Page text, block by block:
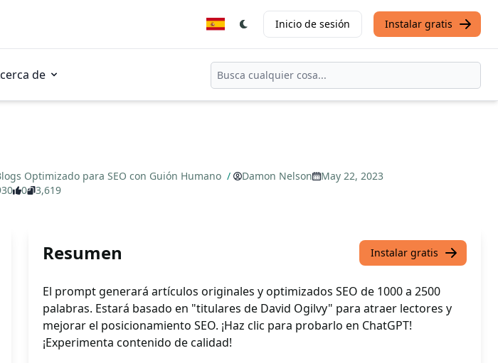
Inicio de sesión Instalar gratis
de
Optimizado para SEO con Guión Humano / Damon Nelson
May 22, 2023
0 3,619
Resumen Instalar gratis
El prompt generará artículos originales y optimizados SEO de 1000 a 2500
palabras. Estará basado en "titulares de David Ogilvy" para atraer lectores y
mejorar el posicionamiento SEO. ¡Haz clic para probarlo en ChatGPT!
¡Experimenta contenido de calidad!